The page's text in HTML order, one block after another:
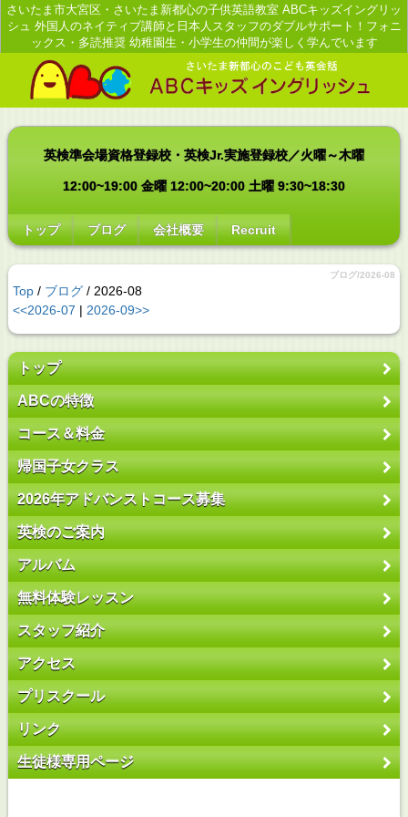
さいたま市大宮区・さいたま新都心の子供英語教室 ABCキッズイングリッ
シュ 外国人のネイティブ講師と日本人スタッフのダブルサポート！フォニ
ックス・多読推奨 幼稚園生・小学生の仲間が楽しく学んでいます
英検準会場資格登録校・英検Jr.実施登録校／火曜～木曜
12:00~19:00 金曜 12:00~20:00 土曜 9:30~18:30
トップ ブログ 会社概要 Recruit
ブログ/2026-08
Top/ ブログ/ 2026-08
<<2026-07 | 2026-09>>
トップ
ABCの特徴
コース＆料金
帰国子女クラス
2026年アドバンストコース募集
英検のご案内
アルバム
無料体験レッスン
スタッフ紹介
アクセス
プリスクール
リンク
生徒様専用ページ